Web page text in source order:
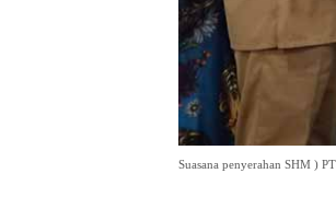
Suasana penyerahan SHM )